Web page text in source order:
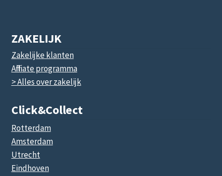
ZAKELIJK
Zakelijke klanten
Affiliate programma
> Alles over zakelijk
Click&collect
Rotterdam
Amsterdam
Utrecht
Eindhoven